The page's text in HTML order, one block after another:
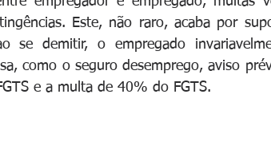
Este, não raro, acaba por
se demitir, o empregado
como o seguro desemprego, aviso
e a multa de 40% do FGTS.